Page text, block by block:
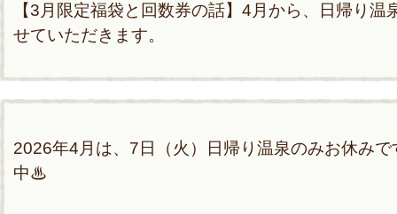
【3月限定福袋と回数券の話】4月から、日帰り
せていただきます。
2026年4月は、7日（火）日帰り温泉のみお休み
中♨